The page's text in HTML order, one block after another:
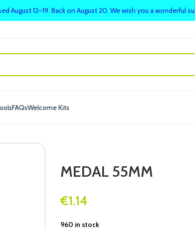
FAQsWelcome Kits
MEDAL 55MM
€1.14
960 in stock
August 12–19. Back on August 20. We wish you a wonderful